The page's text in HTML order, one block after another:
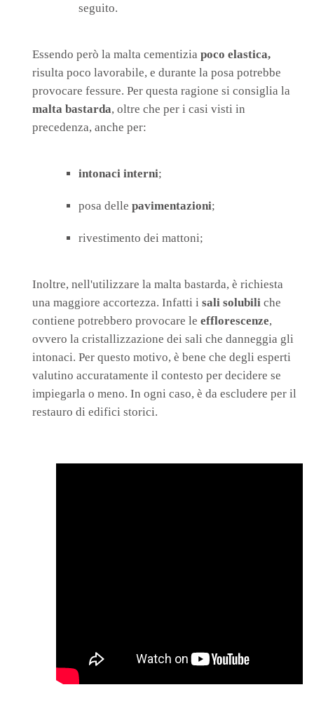
seguito.
Essendo però la malta cementizia poco elastica,
risulta poco lavorabile, e durante la posa potrebbe
provocare fessure. Per questa ragione si consiglia la
malta bastarda, oltre che per i casi visti in
precedenza, anche per:
intonaci interni;
posa delle pavimentazioni;
rivestimento dei mattoni;
Inoltre, nell'utilizzare la malta bastarda, è richiesta
una maggiore accortezza. Infatti i sali solubili che
contiene potrebbero provocare le efflorescenze,
ovvero la cristallizzazione dei sali che danneggia gli
intonaci. Per questo motivo, è bene che degli esperti
valutino accuratamente il contesto per decidere se
impiegarla o meno. In ogni caso, è da escludere per il
restauro di edifici storici.